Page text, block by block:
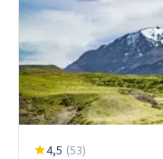
4,5 (53)